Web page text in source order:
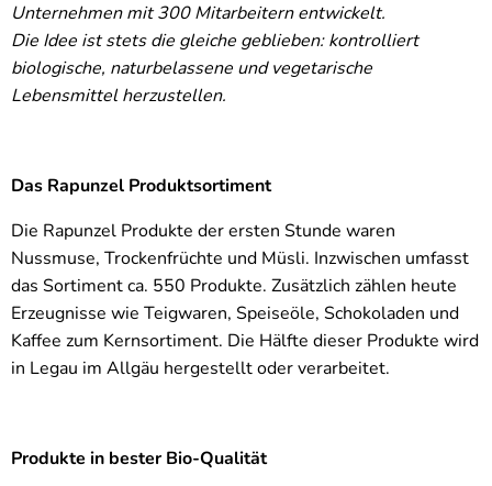
Unternehmen mit 300 Mitarbeitern entwickelt.
Die Idee ist stets die gleiche geblieben: kontrolliert
biologische, naturbelassene und vegetarische
Lebensmittel herzustellen.
Das Rapunzel Produktsortiment
Die Rapunzel Produkte der ersten Stunde waren
Nussmuse, Trockenfrüchte und Müsli. Inzwischen umfasst
das Sortiment ca. 550 Produkte. Zusätzlich zählen heute
Erzeugnisse wie Teigwaren, Speiseöle, Schokoladen und
Kaffee zum Kernsortiment. Die Hälfte dieser Produkte wird
in Legau im Allgäu hergestellt oder verarbeitet.
Produkte in bester Bio-Qualität